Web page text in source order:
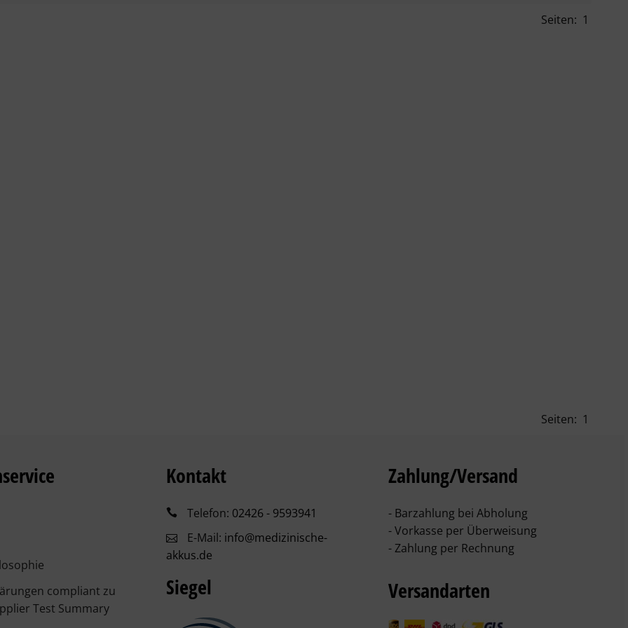
Seiten: 1
Seiten: 1
compliant zu
Test Summary
Kontakt
Telefon: 02426 - 9593941
E-Mail: info@medizinische-
akkus.de
Siegel
Zahlung/Versand
- Barzahlung bei Abholung
- Vorkasse per Überweisung
- Zahlung per Rechnung
Versandarten